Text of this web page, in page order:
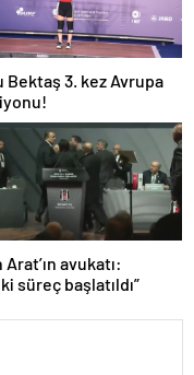
Bektaş 3. kez Avrupa
Arat’ın avukatı:
süreç başlatıldı”